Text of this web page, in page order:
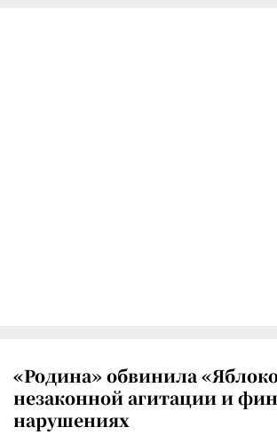
«Родина» обвинила
незаконной агитации и
нарушениях